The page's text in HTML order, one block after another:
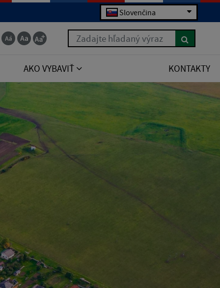
Slovenčina
Zadajte hľadaný výraz
AKO VYBAVIŤ KONTAKTY